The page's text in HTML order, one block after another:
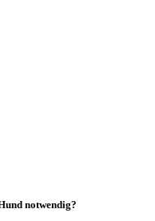
notwendig?